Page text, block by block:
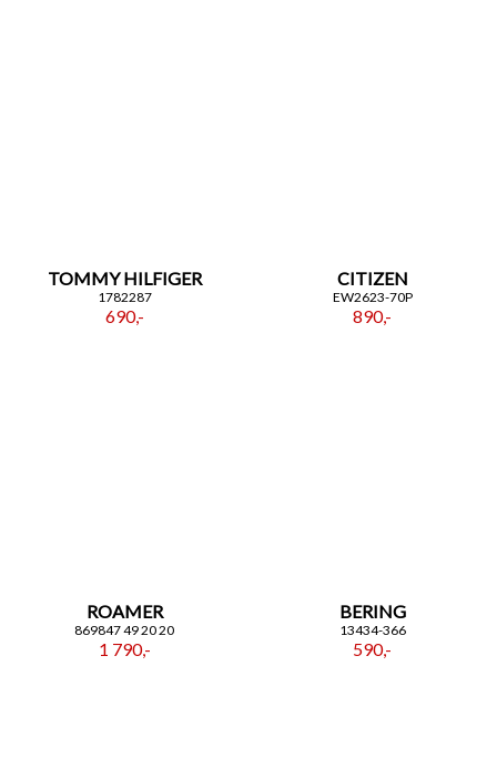
TOMMY HILFIGER
1782287
690,-
CITIZEN
EW2623-70P
890,-
ROAMER
869847 49 20 20
1 790,-
BERING
13434-366
590,-